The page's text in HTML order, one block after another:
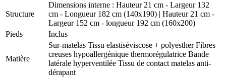
Structure
Dimensions interne : Hauteur 21 cm - Largeur 132
cm - Longueur 182 cm (140x190) | Hauteur 21 cm -
Largeur 152 cm - longueur 192 cm (160x200)
Pieds
Inclus
Matière
Sur-matelas Tissu elastiséviscose + polyesther Fibres
creuses hypoallergénique thermorégulatrice Bande
latérale hyperventilée Tissu de contact matelas anti-
dérapant